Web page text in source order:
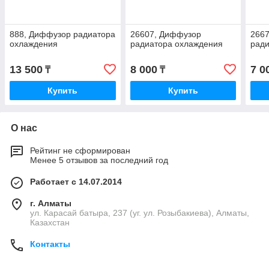
888, Диффузор радиатора
охлаждения
13 500 ₸
Купить
26607, Диффузор
радиатора охлаждения
8 000₸
Купить
7
О нас
Рейтинг не сформирован
Менее 5 отзывов за последний год
Работает с 14.07.2014
г. Алматы
ул. Карасай батыра, 237 (уг. ул. Розыбакиева), Алматы,
Казахстан
Контакты